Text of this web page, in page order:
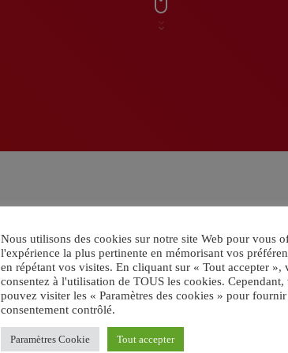
Nous utilisons des cookies sur notre site Web pour vous
l'expérience la plus pertinente en mémorisant vos
en répétant vos visites. En cliquant sur « Tout accepter »,
consentez à l'utilisation de TOUS les cookies. Cependant,
pouvez visiter les « Paramètres des cookies » pour
consentement contrôlé.
Paramètres Cookie Tout accepter